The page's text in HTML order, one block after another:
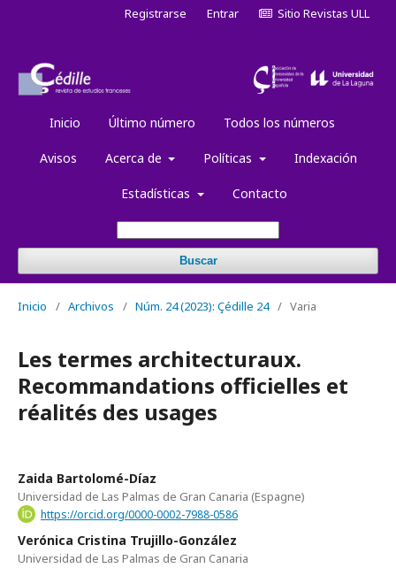
Inicio Último número Todos los números
Avisos Acerca de Políticas Indexación
Estadísticas Contacto
Buscar
Registrarse Entrar Sitio Revistas ULL
Inicio / Archivos / Núm. 24 (2023): Çédille 24 / Varia
Les termes architecturaux.
Recommandations officielles et
réalités des usages
Zaida Bartolomé-Díaz
Universidad de Las Palmas de Gran Canaria (Espagne)
https://orcid.org/0000-0002-7988-0586
Verónica Cristina Trujillo-González
Universidad de Las Palmas de Gran Canaria